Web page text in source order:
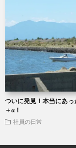
ついに発見！本当にあ
＋α！
社員の日常